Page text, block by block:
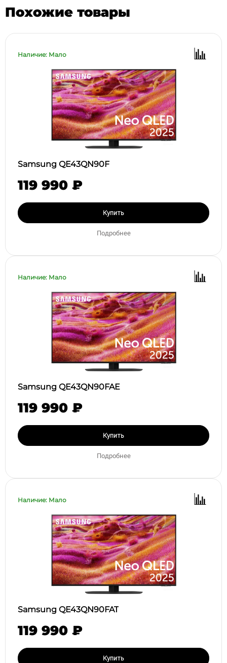
Похожие товары
Наличие: Мало
Samsung QE43QN90F
119 990 ₽
Купить
Подробнее
Наличие: Мало
Samsung QE43QN90FAE
119 990 ₽
Купить
Подробнее
Наличие: Мало
Samsung QE43QN90FAT
119 990 ₽
Купить